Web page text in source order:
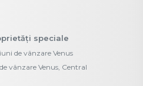
speciale
de vânzare Venus
vânzare Venus, Central